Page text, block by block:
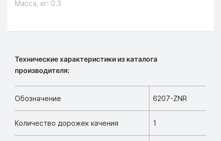
Масса, кг: 0.3
Технические характеристики из каталога
производителя:
Обозначение 6207-ZNR
Количество дорожек качения 1